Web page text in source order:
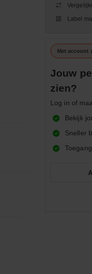
Label
Met account
Jouw
zien?
Log in of
Bekijk
Sneller